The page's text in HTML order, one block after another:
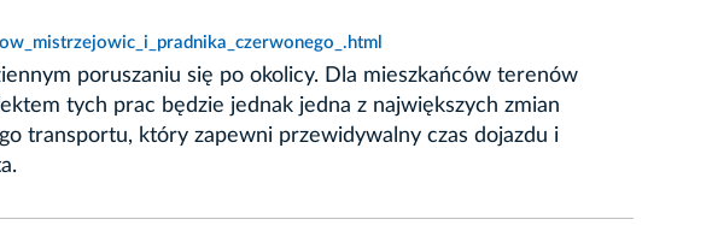
poruszaniu się po okolicy. Dla mieszkańców terenów
tych prac będzie jednak jedna z największych zmian
transportu, który zapewni przewidywalny czas dojazdu i